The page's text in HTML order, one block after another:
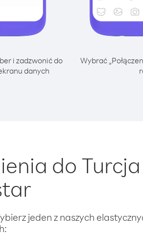
i zadzwonić do
danych
Wybrać
do
jeden z naszych